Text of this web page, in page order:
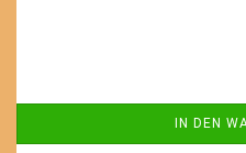
IN DEN